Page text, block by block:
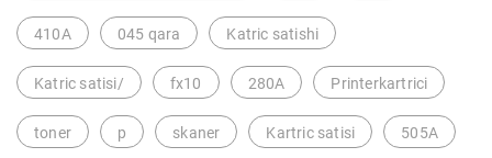
410A 045 qara Katric satishi
Katric satisi/ fx10 280A Printerkartrici
toner p skaner Kartric satisi 505A